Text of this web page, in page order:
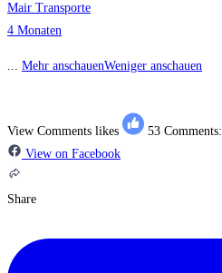
Mair Transporte
4 Monaten
... Mehr anschauenWeniger anschauen
View Comments likes 53 Comments:
View on Facebook
Share